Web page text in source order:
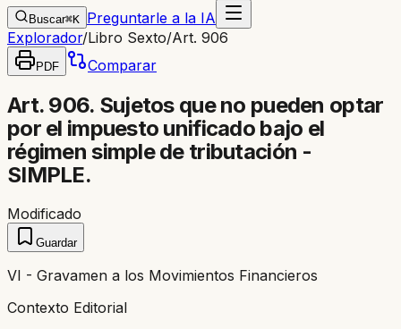
Buscar⌘K Preguntarle a la IA
Explorador/Libro Sexto/Art. 906
PDF Comparar
Art. 906. Sujetos que no pueden optar
por el impuesto unificado bajo el
régimen simple de tributación -
SIMPLE.
Modificado
Guardar
VI - Gravamen a los Movimientos Financieros
Contexto Editorial